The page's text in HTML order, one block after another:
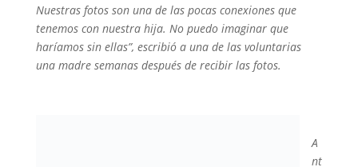
Nuestras fotos son una de las pocas conexiones que
tenemos con nuestra hija. No puedo imaginar que
haríamos sin ellas”, escribió a una de las voluntarias
una madre semanas después de recibir las fotos.
A
nt